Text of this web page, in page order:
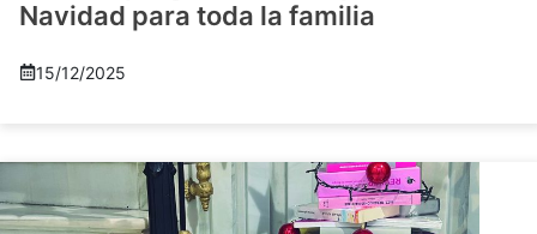
Navidad para toda la familia
15/12/2025